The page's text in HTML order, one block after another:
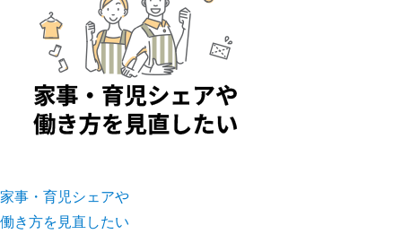
家事・育児シェアや
働き方を見直したい